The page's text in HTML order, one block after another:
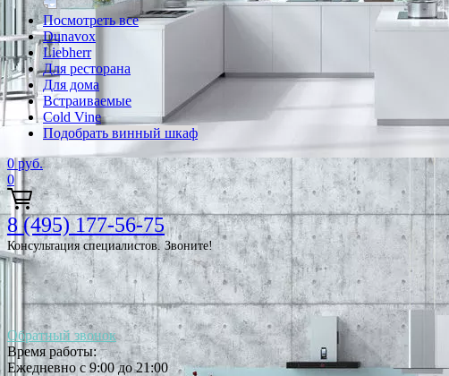
Посмотреть все
Dunavox
Liebherr
Для ресторана
Для дома
Встраиваемые
Cold Vine
Подобрать винный шкаф
0 руб.
0
8 (495) 177-56-75
Консультация специалистов. Звоните!
Обратный звонок
Время работы:
Ежедневно с 9:00 до 21:00